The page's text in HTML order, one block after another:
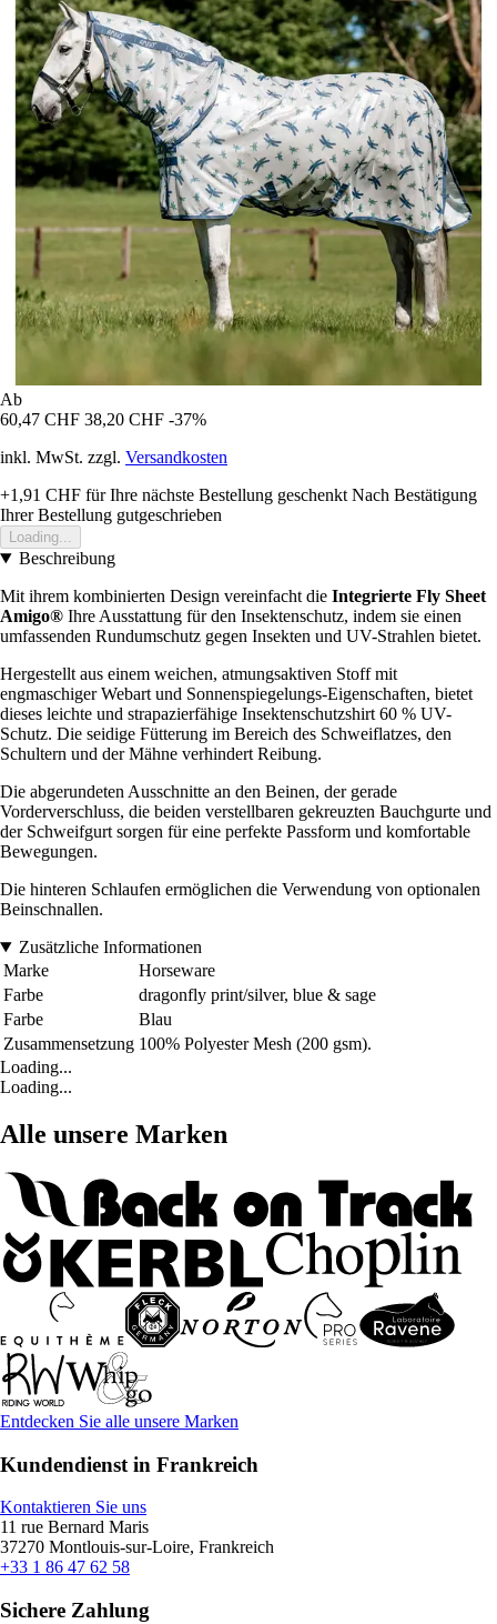
Ab
60,47 CHF 38,20 CHF -37%
inkl. MwSt. zzgl. Versandkosten
+1,91 CHF für Ihre nächste Bestellung geschenkt Nach Bestätigung
Ihrer Bestellung gutgeschrieben
Loading...
Beschreibung
Mit ihrem kombinierten Design vereinfacht die Integrierte Fly Sheet
Amigo® Ihre Ausstattung für den Insektenschutz, indem sie einen
umfassenden Rundumschutz gegen Insekten und UV-Strahlen bietet.
Hergestellt aus einem weichen, atmungsaktiven Stoff mit
engmaschiger Webart und Sonnenspiegelungs-Eigenschaften, bietet
dieses leichte und strapazierfähige Insektenschutzshirt 60 % UV-
Schutz. Die seidige Fütterung im Bereich des Schweiflatzes, den
Schultern und der Mähne verhindert Reibung.
Die abgerundeten Ausschnitte an den Beinen, der gerade
Vorderverschluss, die beiden verstellbaren gekreuzten Bauchgurte und
der Schweifgurt sorgen für eine perfekte Passform und komfortable
Bewegungen.
Die hinteren Schlaufen ermöglichen die Verwendung von optionalen
Beinschnallen.
Zusätzliche Informationen
Marke
Horseware
Farbe
dragonfly print/silver, blue & sage
Farbe
Blau
Zusammensetzung 100% Polyester Mesh (200 gsm).
Loading...
Loading...
Alle unsere Marken
Entdecken Sie alle unsere Marken
Kundendienst in Frankreich
Kontaktieren Sie uns
11 rue Bernard Maris
37270 Montlouis-sur-Loire, Frankreich
+33 1 86 47 62 58
Sichere Zahlung